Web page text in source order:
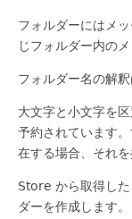
フォルダーにはメ
じフォルダー内の
フォルダー名の解
大文字と小文字を
予約されています
在する場合、それ
Store から取得した
ダーを作成します。